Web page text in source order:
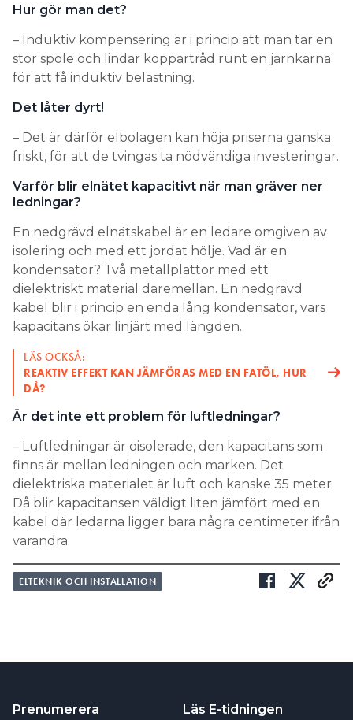
Hur gör man det?
– Induktiv kompensering är i princip att man tar en
stor spole och lindar koppartråd runt en järnkärna
för att få induktiv belastning.
Det låter dyrt!
– Det är därför elbolagen kan höja priserna ganska
friskt, för att de tvingas ta nödvändiga investeringar.
Varför blir elnätet kapacitivt när man gräver ner
ledningar?
En nedgrävd elnätskabel är en ledare omgiven av
isolering och med ett jordat hölje. Vad är en
kondensator? Två metallplattor med ett
dielektriskt material däremellan. En nedgrävd
kabel blir i princip en enda lång kondensator, vars
kapacitans ökar linjärt med längden.
LÄS OCKSÅ:
REAKTIV EFFEKT KAN JÄMFÖRAS MED EN FATÖL, HUR
DÅ?
Är det inte ett problem för luftledningar?
– Luftledningar är oisolerade, den kapacitans som
finns är mellan ledningen och marken. Det
dielektriska materialet är luft och kanske 35 meter.
Då blir kapacitansen väldigt liten jämfört med en
kabel där ledarna ligger bara några centimeter ifrån
varandra.
ELTEKNIK OCH INSTALLATION
Prenumerera Läs E-tidningen